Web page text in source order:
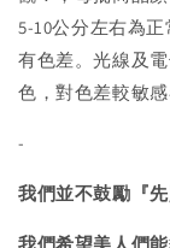
5-10公分左右為
有色差。光線及
色，對色差較敏感
-
我們並不鼓勵『